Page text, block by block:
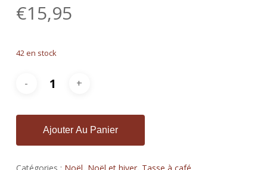
€15,95
42 en stock
Ajouter Au Panier